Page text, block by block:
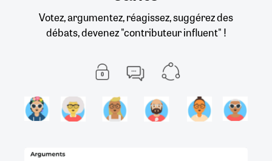
Votez, argumentez, réagissez, suggérez des
débats, devenez "contributeur influent" !